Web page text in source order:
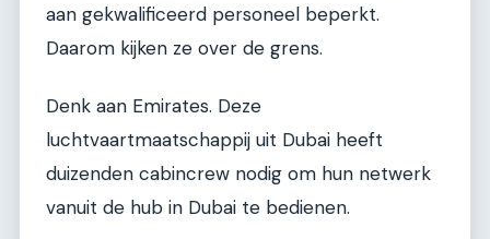
aan gekwalificeerd personeel beperkt.
Daarom kijken ze over de grens.
Denk aan Emirates. Deze
luchtvaartmaatschappij uit Dubai heeft
duizenden cabincrew nodig om hun netwerk
vanuit de hub in Dubai te bedienen.